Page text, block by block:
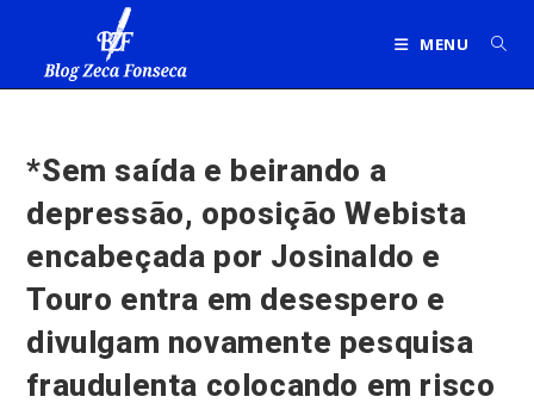
MENU
*Sem saída e beirando a
depressão, oposição Webista
encabeçada por Josinaldo e
Touro entra em desespero e
divulgam novamente pesquisa
fraudulenta colocando em risco